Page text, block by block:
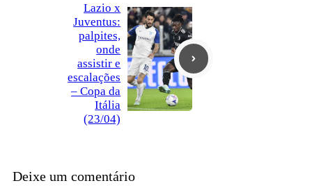
Lazio x
Juventus:
palpites,
onde
assistir e
escalações
– Copa da
Itália
(23/04)
Deixe um comentário